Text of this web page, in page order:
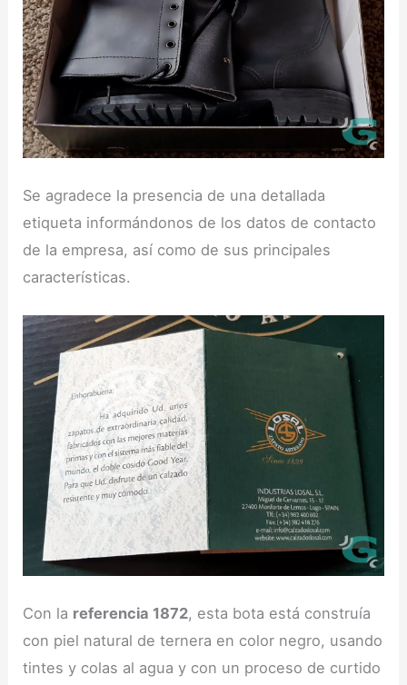
Se agradece la presencia de una detallada
etiqueta informándonos de los datos de contacto
de la empresa, así como de sus principales
características.
Con la referencia 1872, esta bota está construía
con piel natural de ternera en color negro, usando
tintes y colas al agua y con un proceso de curtido